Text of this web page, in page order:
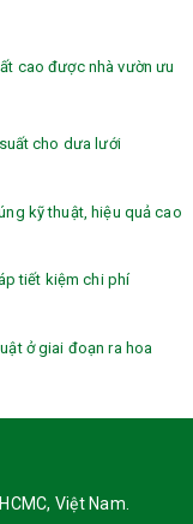
cao được nhà vườn ưu
cho dưa lưới
kỹ thuật, hiệu quả cao
tiết kiệm chi phí
ở giai đoạn ra hoa
Việt Nam.